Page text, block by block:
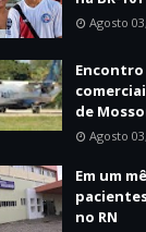
Agosto
de
Agosto
Em um
no RN